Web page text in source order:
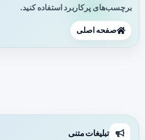
برچسب‌های پرکاربرد استفاده کنید.
صفحه اصلی
تبلیغات متنی